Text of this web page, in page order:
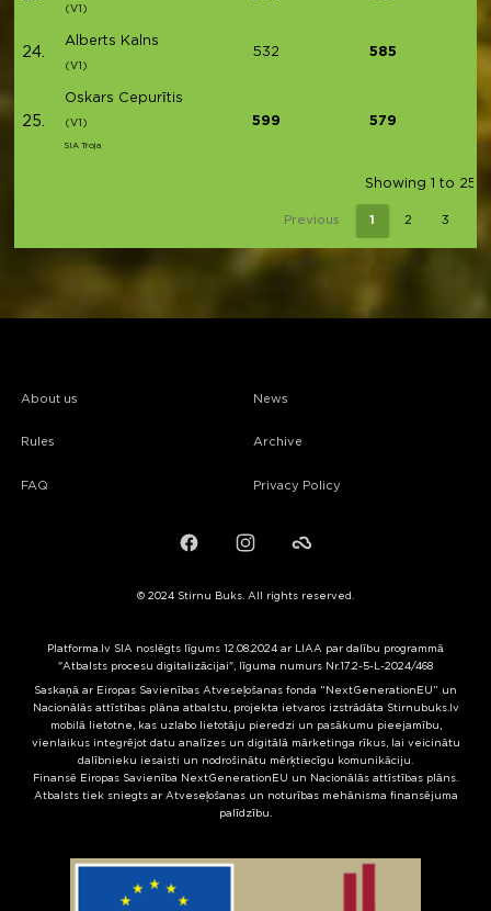
(V1)
24.
Alberts Kalns
(V1)
532 585
25.
Oskars Cepurītis
(V1)
SIA Troja
599 579
Showing 1 to 25
Previous 1 2 3
About us
Rules
FAQ
News
Archive
Privacy Policy
FacebookInstagramFailiem.lv
© 2024 Stirnu Buks. All rights reserved.
Platforma.lv SIA noslēgts līgums 12.08.2024 ar LIAA par dalību programmā
"Atbalsts procesu digitalizācijai", līguma numurs Nr.17.2-5-L-2024/468
Saskaņā ar Eiropas Savienības Atveseļošanas fonda “NextGenerationEU” un
Nacionālās attīstības plāna atbalstu, projekta ietvaros izstrādāta Stirnubuks.lv
mobilā lietotne, kas uzlabo lietotāju pieredzi un pasākumu pieejamību,
vienlaikus integrējot datu analīzes un digitālā mārketinga rīkus, lai veicinātu
dalībnieku iesaisti un nodrošinātu mērķtiecīgu komunikāciju.
Finansē Eiropas Savienība NextGenerationEU un Nacionālās attīstības plāns.
Atbalsts tiek sniegts ar Atveseļošanas un noturības mehānisma finansējuma
palīdzību.